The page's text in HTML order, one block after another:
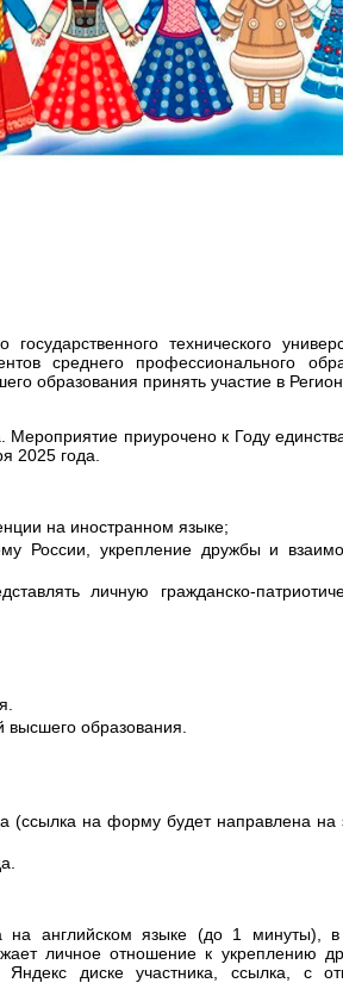
технического
среднего профессионального
образования принять участие в
приурочено к Году
2025 года.
на иностранном языке;
России, укрепление дружбы и
личную гражданско-
образования.
на форму будет направлена на
на английском языке (до 1 минуты), в
личное отношение к укреплению
диске участника, ссылка, с